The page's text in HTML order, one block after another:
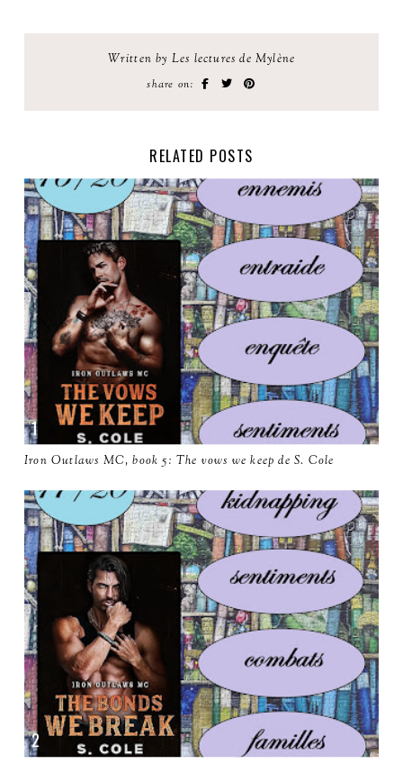
Written by Les lectures de Mylène
share on:
RELATED POSTS
Iron Outlaws MC, book 5: The vows we keep de S. Cole